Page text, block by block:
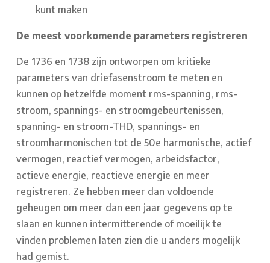
kunt maken
De meest voorkomende parameters registreren
De 1736 en 1738 zijn ontworpen om kritieke
parameters van driefasenstroom te meten en
kunnen op hetzelfde moment rms-spanning, rms-
stroom, spannings- en stroomgebeurtenissen,
spanning- en stroom-THD, spannings- en
stroomharmonischen tot de 50e harmonische, actief
vermogen, reactief vermogen, arbeidsfactor,
actieve energie, reactieve energie en meer
registreren. Ze hebben meer dan voldoende
geheugen om meer dan een jaar gegevens op te
slaan en kunnen intermitterende of moeilijk te
vinden problemen laten zien die u anders mogelijk
had gemist.